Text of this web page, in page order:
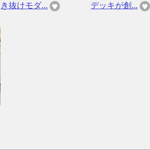
き抜けモダ...
デッキが創...